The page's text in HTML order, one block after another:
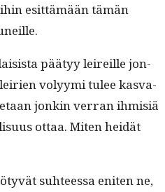
esit­tämään tämän
pää­tyy leireille jon­
volyy­mi tulee kas­va­
jonkin ver­ran ihmisiä
ottaa. Miten hei­dät
suh­teessa eniten ne,